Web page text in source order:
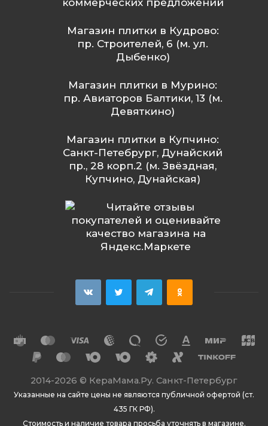
коммерческих предложений
Магазин плитки в Кудрово:
пр. Строителей, 6 (м. ул.
Дыбенко)
Магазин плитки в Мурино:
пр. Авиаторов Балтики, 13 (м.
Девяткино)
Магазин плитки в Купчино:
Санкт-Петебрург, Дунайский
пр., 28 корп.2 (м. Звёздная,
Купчино, Дунайская)
2014-2026 © КераМама.Ру. Санкт-Петербург
Указанные на сайте цены не являются публичной офертой (ст.
435 ГК РФ).
Стоимость и наличие товара просьба уточнять в магазине.